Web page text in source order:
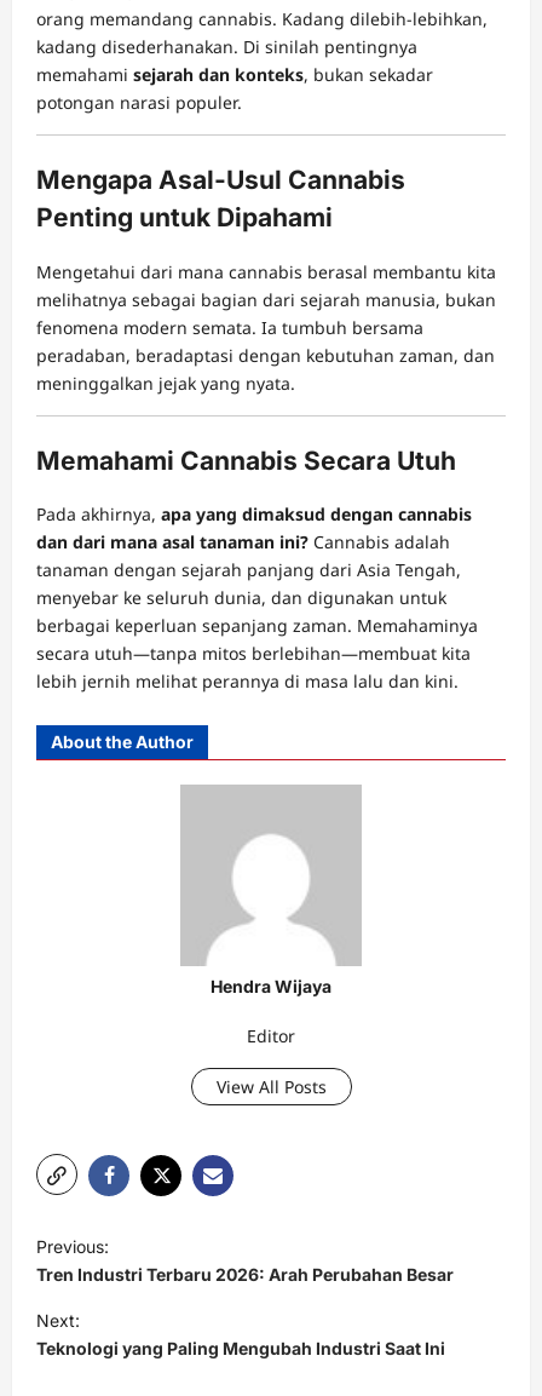
orang memandang cannabis. Kadang dilebih-lebihkan,
kadang disederhanakan. Di sinilah pentingnya
memahami sejarah dan konteks, bukan sekadar
potongan narasi populer.
Mengapa Asal-Usul Cannabis
Penting untuk Dipahami
Mengetahui dari mana cannabis berasal membantu kita
melihatnya sebagai bagian dari sejarah manusia, bukan
fenomena modern semata. Ia tumbuh bersama
peradaban, beradaptasi dengan kebutuhan zaman, dan
meninggalkan jejak yang nyata.
Memahami Cannabis Secara Utuh
Pada akhirnya, apa yang dimaksud dengan cannabis
dan dari mana asal tanaman ini? Cannabis adalah
tanaman dengan sejarah panjang dari Asia Tengah,
menyebar ke seluruh dunia, dan digunakan untuk
berbagai keperluan sepanjang zaman. Memahaminya
secara utuh—tanpa mitos berlebihan—membuat kita
lebih jernih melihat perannya di masa lalu dan kini.
About the Author
Hendra Wijaya
Editor
View All Posts
o
s
t
Previous:
Tren Industri Terbaru 2026: Arah Perubahan Besar
Next:
Teknologi yang Paling Mengubah Industri Saat Ini